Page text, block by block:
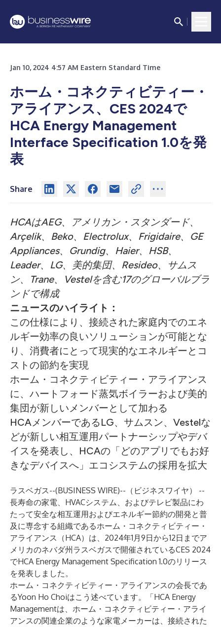
Jan 10, 2024 4:57 AM Eastern Standard Time
ホーム・コネクティビティー・
アライアンス、CES 2024で
HCA Energy Management
Interface Specification 1.0を発
表
Share
HCAはAEG、アメリカン・スタンダード、
Arçelik、Beko、Electrolux、Frigidaire、GE
Appliances、Grundig、Haier、HSB、
Leader、LG、美的集団、Resideo、サムス
ン、Trane、Vestelを含む17のグローバルブラ
ンドで構成
ニュースのハイライト：
この仕様により、接続された家庭内でのエネ
ルギー効率の良いソリューションが可能とな
り、消費者にとって現実的なエネルギーとコ
ストの節約を実現
ホーム・コネクティビティー・アライアンス
に、ハートフォード蒸気ボイラーおよび美的
集団が新しいメンバーとして加わる
HCAメンバーであるLG、サムスン、Vestelな
どが新しい相互運用パートナーシップやデバ
イスを発表し、HCAの「どのアプリでもお好
きなデバイスへ」エコシステムの採用を拡大
ラスベガス--(BUSINESS WIRE)-- （ビジネスワイヤ） --
長寿命の家電、HVACシステム、およびテレビ製品にわ
たって安全な相互運用およびエネルギー節約の開発と普
及に専念する組織であるホーム・コネクティビティー・
アライアンス（HCA）は、2024年1月9日から12日までア
メリカのネバダ州ラスベガスで開催されているCES 2024
でHCA Energy Management Specification 1.0のリリース
を発表しました。
ホーム・コネクティビティー・アライアンスの会長であ
るYoon Ho Choiはこう述べています。「HCA Energy
Managementは、ホーム・コネクティビティー・アライ
アンスの関連企業のような家電メーカーは、接続された